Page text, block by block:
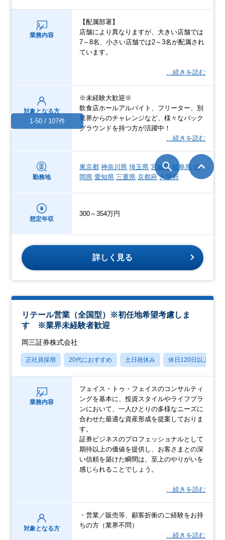
業務内容
【配属部署】
店舗により異なりますが、大きい店舗では
7～8名、小さい店舗では2～3名が配属され
ています。
…続きを読む
対象となる方
※未経験大歓迎※
飲食店ホールアルバイト、フリーター、別
業界からのチャレンジなど、様々なバック
グラウンドを持つ方が活躍中！
…続きを読む
勤務地
東京都 神奈川県 埼玉県 宮城県 岐阜県 静
岡県 愛知県 三重県 京都府 大阪府
想定年収
300～354万円
詳しく見る
リテール営業（全国型）※初任地希望考慮しま
す ※業界未経験者歓迎
岡三証券株式会社
正社員採用 20代におすすめ 土日祝休み 休日120日以上
業務内容
フェイス・トゥ・フェイスのコンサルティ
ングを基本に、投資スタイルやライフプラ
ンにおいて、一人ひとりの多様なニーズに
合わせた最適な資産形成を提案しておりま
す。
証券ビジネスのプロフェッショナルとして
期待以上の価値を提供し、お客さまとの深
い信頼を築けた瞬間は、至上のやりがいを
感じられることでしょう。
…続きを読む
対象となる方
・営業／販売等、顧客折衝のご経験をお持
ちの方（業界不問）
…続きを読む
1-50 / 107件